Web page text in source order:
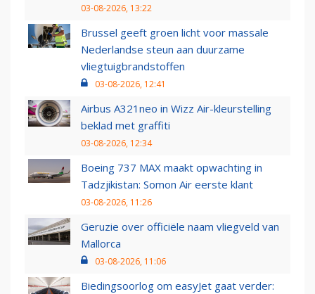
03-08-2026, 13:22
Brussel geeft groen licht voor massale
Nederlandse steun aan duurzame
vliegtuigbrandstoffen
03-08-2026, 12:41
Airbus A321neo in Wizz Air-kleurstelling
beklad met graffiti
03-08-2026, 12:34
Boeing 737 MAX maakt opwachting in
Tadzjikistan: Somon Air eerste klant
03-08-2026, 11:26
Geruzie over officiële naam vliegveld van
Mallorca
03-08-2026, 11:06
Biedingsoorlog om easyJet gaat verder: